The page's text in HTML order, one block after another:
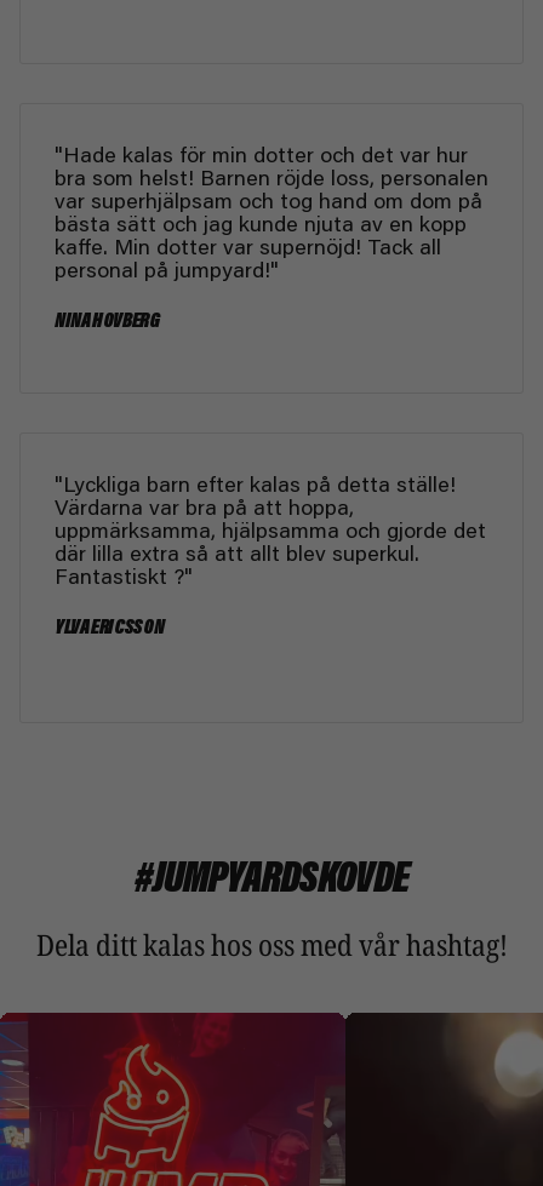
"Hade kalas för min dotter och det var hur
bra som helst! Barnen röjde loss, personalen
var superhjälpsam och tog hand om dom på
bästa sätt och jag kunde njuta av en kopp
kaffe. Min dotter var supernöjd! Tack all
personal på jumpyard!"
NINA HOVBERG
"Lyckliga barn efter kalas på detta ställe!
Värdarna var bra på att hoppa,
uppmärksamma, hjälpsamma och gjorde det
där lilla extra så att allt blev superkul.
Fantastiskt ?"
YLVA ERICSSON
#JUMPYARDSKOVDE
Dela ditt kalas hos oss med vår hashtag!